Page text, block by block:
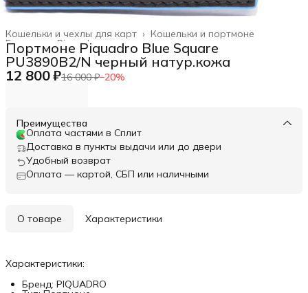
Кошельки и портмоне
Кошельки и чехлы для карт ›
Piquadro ›
Главная ›
Портмоне Piquadro Blue Square
PU3890B2/N черный натур.кожа
12 800 ₽16 000 ₽−20%
Преимущества
Оплата частями в Сплит
Доставка в пункты выдачи или до двери
Удобный возврат
Оплата — картой, СБП или наличными
О товаре Характеристики
Характеристики:
Бренд: PIQUADRO